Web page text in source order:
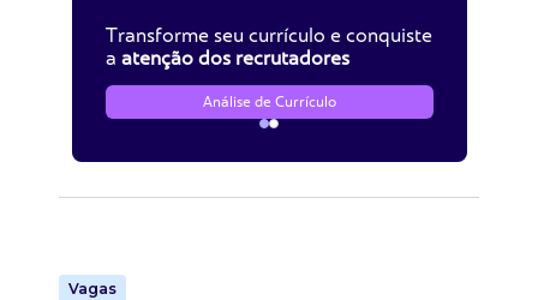
Transforme seu currículo e conquiste
a atenção dos recrutadores
Análise de Currículo
Vagas